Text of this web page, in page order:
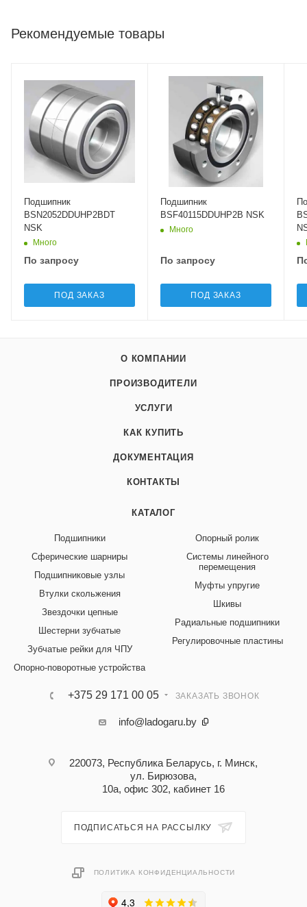
Рекомендуемые товары
Подшипник
BSN2052DDUHP2BDT
NSK
Много
По запросу
ПОД ЗАКАЗ
Подшипник
BSF40115DDUHP2B NSK
Много
По запросу
ПОД ЗАКАЗ
О КОМПАНИИ
ПРОИЗВОДИТЕЛИ
УСЛУГИ
КАК КУПИТЬ
ДОКУМЕНТАЦИЯ
КОНТАКТЫ
КАТАЛОГ
Подшипники
Сферические шарниры
Подшипниковые узлы
Втулки скольжения
Звездочки цепные
Шестерни зубчатые
Зубчатые рейки для ЧПУ
Опорно-поворотные устройства
Опорный ролик
Системы линейного
перемещения
Муфты упругие
Шкивы
Радиальные подшипники
Регулировочные пластины
+375 29 171 00 05 ЗАКАЗАТЬ ЗВОНОК
info@ladogaru.by
220073, Республика Беларусь, г. Минск,
ул. Бирюзова,
10а, офис 302, кабинет 16
ПОДПИСАТЬСЯ НА РАССЫЛКУ
ПОЛИТИКА КОНФИДЕНЦИАЛЬНОСТИ